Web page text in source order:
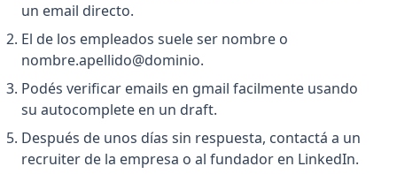
un email directo.
El de los empleados suele ser nombre o
nombre.apellido@dominio.
Podés verificar emails en gmail facilmente usando
su autocomplete en un draft.
Después de unos días sin respuesta, contactá a un
recruiter de la empresa o al fundador en LinkedIn.